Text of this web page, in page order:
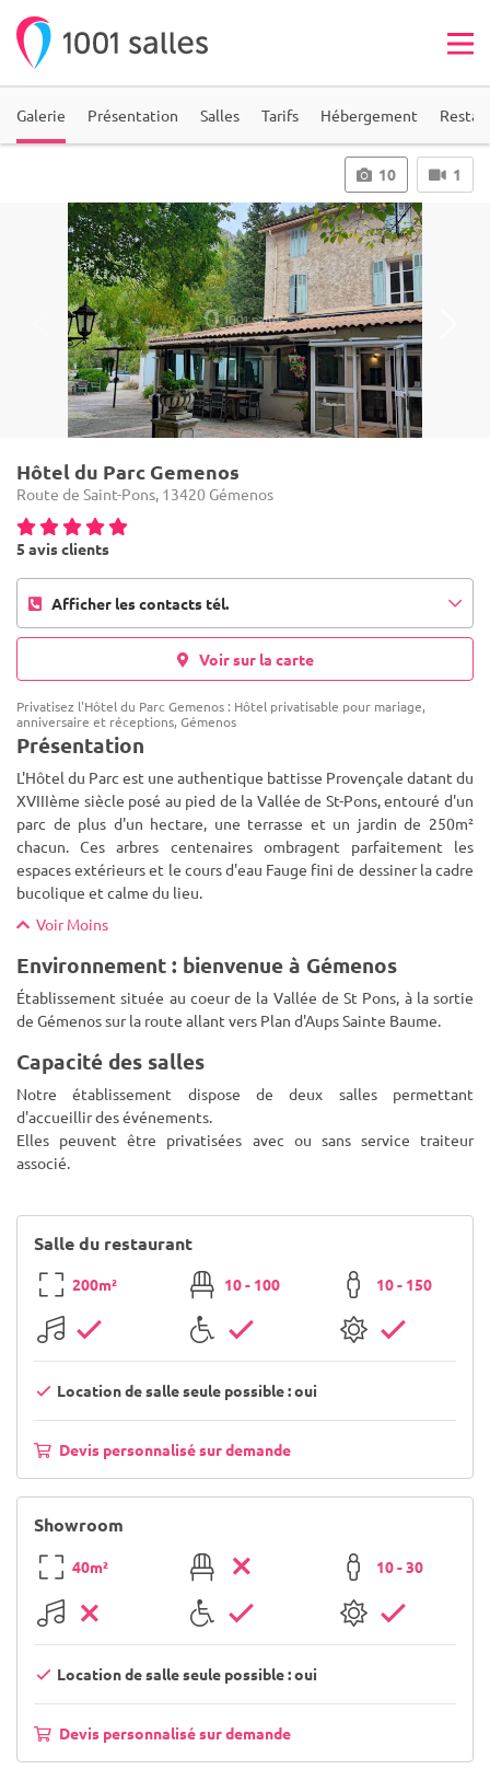
Galerie Présentation Salles Tarifs Hébergement
10 1
Hôtel du Parc Gemenos
Route de Saint-Pons, 13420 Gémenos
5 avis clients
Afficher les contacts tél.
Voir sur la carte
Privatisez l'Hôtel du Parc Gemenos : Hôtel privatisable pour mariage,
anniversaire et réceptions, Gémenos
Présentation
L'Hôtel du Parc est une authentique battisse Provençale datant du
XVIIIème siècle posé au pied de la Vallée de St-Pons, entouré d'un
parc de plus d'un hectare, une terrasse et un jardin de 250m²
chacun. Ces arbres centenaires ombragent parfaitement les
espaces extérieurs et le cours d'eau Fauge fini de dessiner la cadre
bucolique et calme du lieu.
Voir Moins
Environnement : bienvenue à Gémenos
Établissement située au coeur de la Vallée de St Pons, à la sortie
de Gémenos sur la route allant vers Plan d'Aups Sainte Baume.
Capacité des salles
Notre établissement dispose de deux salles permettant
d'accueillir des événements.
Elles peuvent être privatisées avec ou sans service traiteur
associé.
Salle du restaurant
200m² 10 - 100 10 - 150
Location de salle seule possible : oui
Devis personnalisé sur demande
Showroom
40m² 10 - 30
Location de salle seule possible : oui
Devis personnalisé sur demande